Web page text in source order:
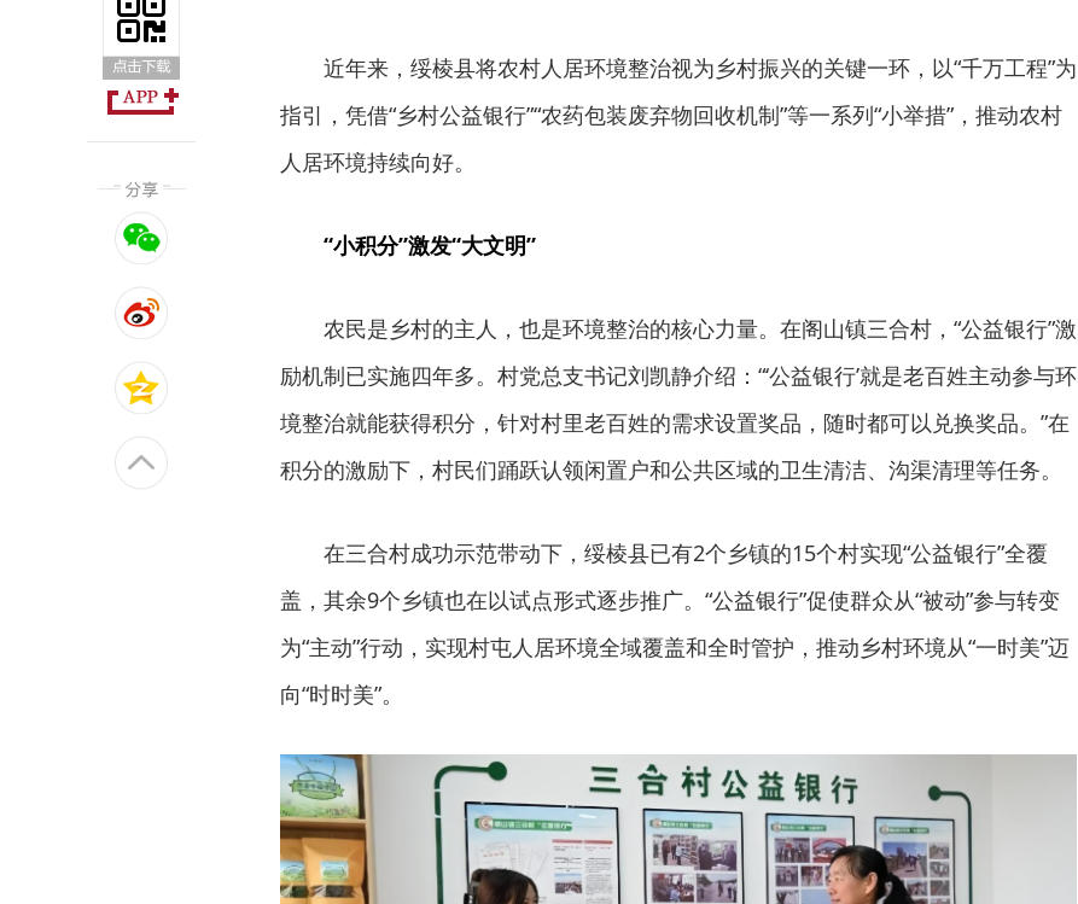
近年来，绥棱县将农村人居环境整治视为乡村振兴的关键一环，以“千万工程”为
指引，凭借“乡村公益银行”“农药包装废弃物回收机制”等一系列“小举措”，推动农村
人居环境持续向好。
“小积分”激发“大文明”
农民是乡村的主人，也是环境整治的核心力量。在阁山镇三合村，“公益银行”激
励机制已实施四年多。村党总支书记刘凯静介绍：“‘公益银行’就是老百姓主动参与环
境整治就能获得积分，针对村里老百姓的需求设置奖品，随时都可以兑换奖品。”在
积分的激励下，村民们踊跃认领闲置户和公共区域的卫生清洁、沟渠清理等任务。
在三合村成功示范带动下，绥棱县已有2个乡镇的15个村实现“公益银行”全覆
盖，其余9个乡镇也在以试点形式逐步推广。“公益银行”促使群众从“被动”参与转变
为“主动”行动，实现村屯人居环境全域覆盖和全时管护，推动乡村环境从“一时美”迈
向“时时美”。